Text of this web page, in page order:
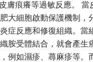
膚痕癢等過敏反應。 當
大細胞啟動保護機制，
症反應和修復組織。當
胺受體結合，就會產生
例如濕疹、蕁麻疹等。